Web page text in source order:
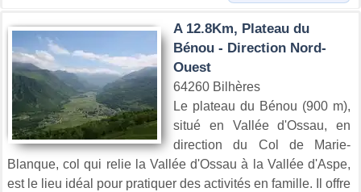
A 12.8Km, Plateau du
Bénou - Direction Nord-
Ouest
64260 Bilhères
Le plateau du Bénou (900 m),
situé en Vallée d'Ossau, en
direction du Col de Marie-
Blanque, col qui relie la Vallée d'Ossau à la Vallée d'Aspe,
est le lieu idéal pour pratiquer des activités en famille. Il offre